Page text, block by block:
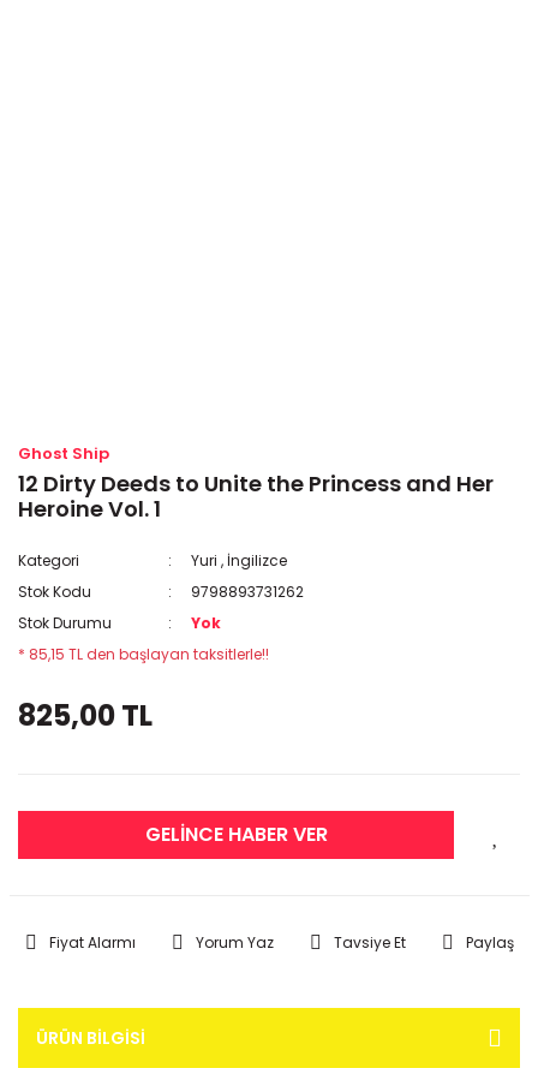
Ghost Ship
12 Dirty Deeds to Unite the Princess and Her
Heroine Vol. 1
Kategori Yuri , İngilizce
Stok Kodu
9798893731262
Stok Durumu
Yok
* 85,15 TL den başlayan taksitlerle!!
825,00 TL
GELİNCE HABER VER
Fiyat Alarmı Yorum Yaz Tavsiye Et Paylaş
ÜRÜN BILGISI